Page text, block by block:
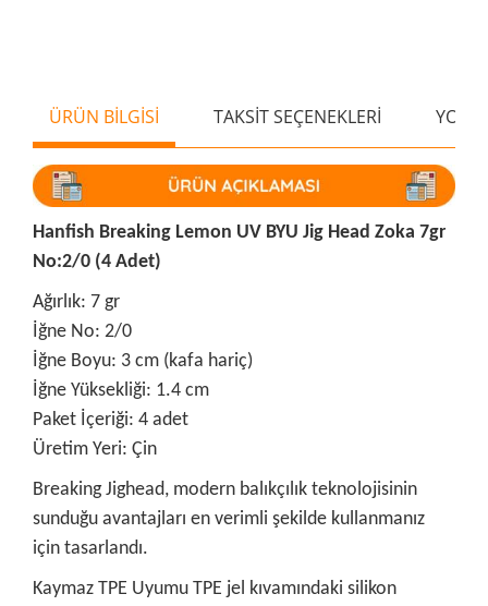
ÜRÜN BİLGİSİ TAKSİT SEÇENEKLERİ
Hanfish Breaking Lemon UV BYU Jig Head Zoka 7gr
No:2/0 (4 Adet)
Ağırlık: 7 gr
İğne No: 2/0
İğne Boyu: 3 cm (kafa hariç)
İğne Yüksekliği: 1.4 cm
Paket İçeriği: 4 adet
Üretim Yeri: Çin
Breaking Jighead, modern balıkçılık teknolojisinin
sunduğu avantajları en verimli şekilde kullanmanız
için tasarlandı.
Kaymaz TPE Uyumu TPE jel kıvamındaki silikon